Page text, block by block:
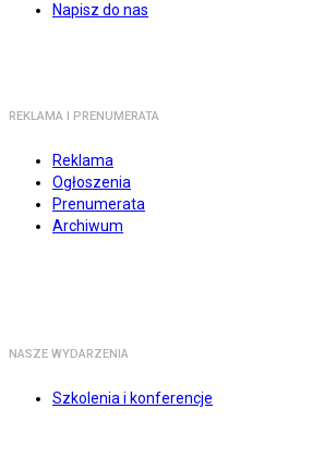
Napisz do nas
REKLAMA I PRENUMERATA
Reklama
Ogłoszenia
Prenumerata
Archiwum
NASZE WYDARZENIA
Szkolenia i konferencje